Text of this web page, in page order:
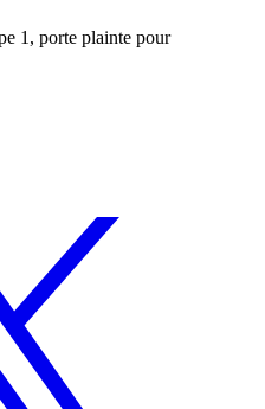
1, porte plainte pour